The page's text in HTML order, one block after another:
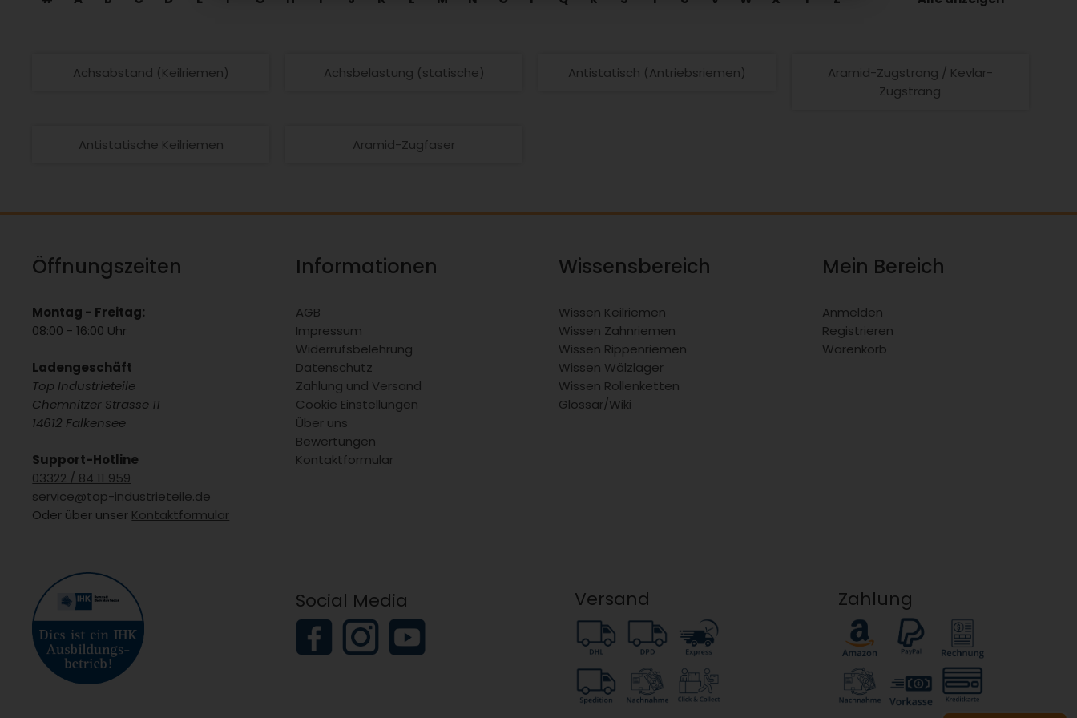
Achsabstand (Keilriemen) Achsbelastung (statische) Antistatisch (Antriebsriemen)
Aramid-Zugstrang / Kevlar-
Zugstrang
Antistatische Keilriemen Aramid-Zugfaser
Öffnungszeiten
Montag - Freitag:
08:00 - 16:00 Uhr
Ladengeschäft
Top Industrieteile
Chemnitzer Strasse 11
14612 Falkensee
Support-Hotline
03322 / 84 11 959
service@top-industrieteile.de
Oder über unser Kontaktformular
Informationen
AGB
Impressum
Widerrufsbelehrung
Datenschutz
Zahlung und Versand
Cookie Einstellungen
Über uns
Bewertungen
Kontaktformular
Wissensbereich
Wissen Keilriemen
Wissen Zahnriemen
Wissen Rippenriemen
Wissen Wälzlager
Wissen Rollenketten
Glossar/Wiki
Mein Bereich
Anmelden
Registrieren
Warenkorb
Social Media Versand Zahlung